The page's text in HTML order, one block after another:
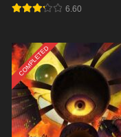
6.60
COMPLETED